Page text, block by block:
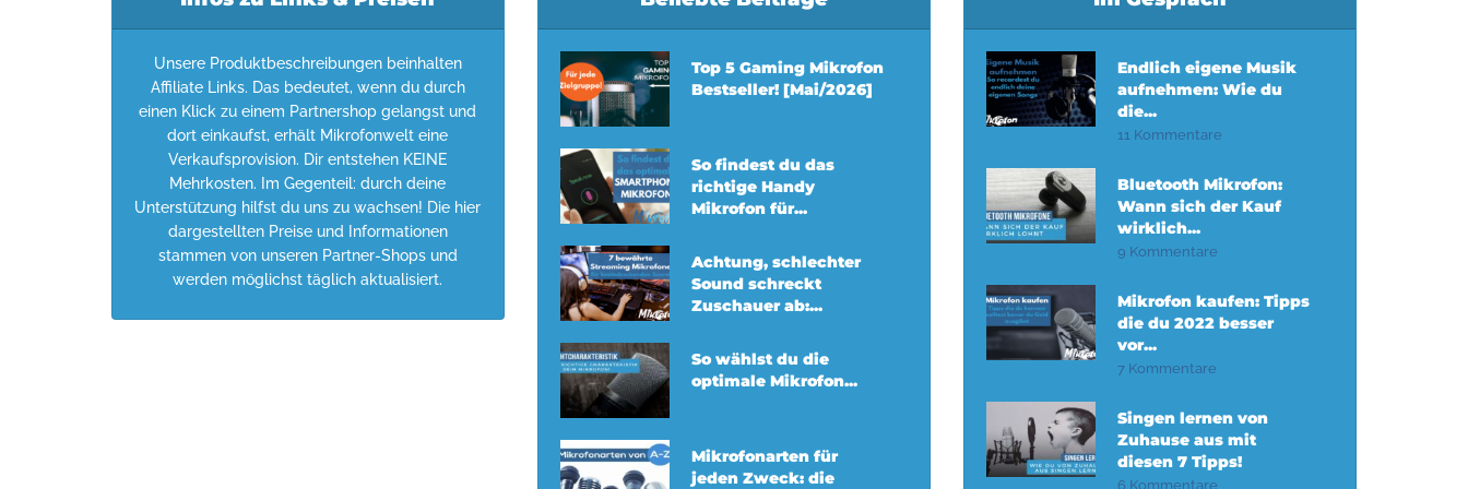
Unsere Produktbeschreibungen beinhalten
Affiliate Links. Das bedeutet, wenn du durch
einen Klick zu einem Partnershop gelangst und
dort einkaufst, erhält Mikrofonwelt eine
Verkaufsprovision. Dir entstehen KEINE
Mehrkosten. Im Gegenteil: durch deine
Unterstützung hilfst du uns zu wachsen! Die hier
dargestellten Preise und Informationen
stammen von unseren Partner-Shops und
werden möglichst täglich aktualisiert.
Top 5 Gaming Mikrofon
Bestseller! [Mai/2026]
So findest du das
richtige Handy
Mikrofon für...
Achtung, schlechter
Sound schreckt
Zuschauer ab:...
So wählst du die
optimale Mikrofon...
Mikrofonarten für
jeden Zweck: die
Endlich eigene Musik
aufnehmen: Wie du
die...
11 Kommentare
Bluetooth Mikrofon:
Wann sich der Kauf
wirklich...
9 Kommentare
Mikrofon kaufen: Tipps
die du 2022 besser
vor...
7 Kommentare
Singen lernen von
Zuhause aus mit
diesen 7 Tipps!
6 Kommentare